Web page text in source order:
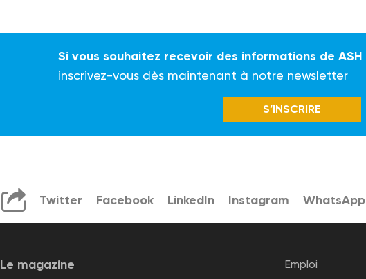
Si vous souhaitez recevoir des informations de ASH
inscrivez-vous dès maintenant à notre newsletter
S’INSCRIRE
Twitter Facebook LinkedIn Instagram WhatsApp
Le magazine
Emploi